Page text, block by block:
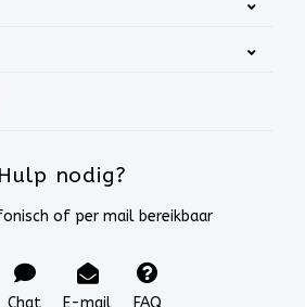
Hulp nodig?
of per mail bereikbaar
Chat E-mail FAQ